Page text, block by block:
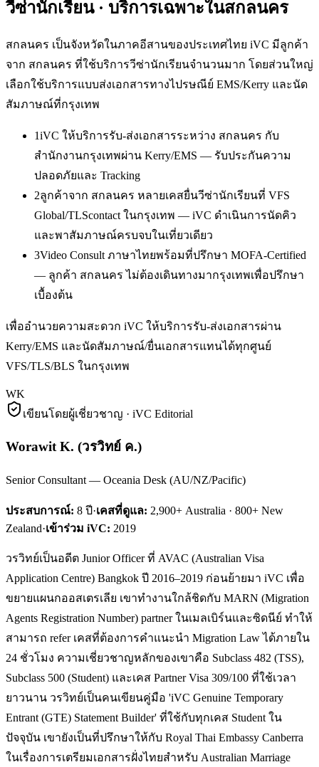
วีซ่านักเรียน· บริการเฉพาะในสกลนคร
สกลนคร เป็นจังหวัดในภาคอีสานของประเทศไทย iVC มีลูกค้า
จาก สกลนคร ที่ใช้บริการวีซ่านักเรียนจำนวนมาก โดยส่วนใหญ่
เลือกใช้บริการแบบส่งเอกสารทางไปรษณีย์ EMS/Kerry และนัด
สัมภาษณ์ที่กรุงเทพ
1iVC ให้บริการรับ-ส่งเอกสารระหว่าง สกลนคร กับ
สำนักงานกรุงเทพผ่าน Kerry/EMS — รับประกันความ
ปลอดภัยและ Tracking
2ลูกค้าจาก สกลนคร หลายเคสยื่นวีซ่านักเรียนที่ VFS
Global/TLScontact ในกรุงเทพ — iVC ดำเนินการนัดคิว
และพาสัมภาษณ์ครบจบในเที่ยวเดียว
3Video Consult ภาษาไทยพร้อมที่ปรึกษา MOFA-Certified
— ลูกค้า สกลนคร ไม่ต้องเดินทางมากรุงเทพเพื่อปรึกษา
เบื้องต้น
เพื่ออำนวยความสะดวก iVC ให้บริการรับ-ส่งเอกสารผ่าน
Kerry/EMS และนัดสัมภาษณ์/ยื่นเอกสารแทนได้ทุกศูนย์
VFS/TLS/BLS ในกรุงเทพ
WK
เขียนโดยผู้เชี่ยวชาญ · iVC Editorial
Worawit K. (วรวิทย์ ค.)
Senior Consultant — Oceania Desk (AU/NZ/Pacific)
ประสบการณ์: 8 ปี·เคสที่ดูแล: 2,900+ Australia · 800+ New
Zealand·เข้าร่วม iVC: 2019
วรวิทย์เป็นอดีต Junior Officer ที่ AVAC (Australian Visa
Application Centre) Bangkok ปี 2016–2019 ก่อนย้ายมา iVC เพื่อ
ขยายแผนกออสเตรเลีย เขาทำงานใกล้ชิดกับ MARN (Migration
Agents Registration Number) partner ในเมลเบิร์นและซิดนีย์ ทำให้
สามารถ refer เคสที่ต้องการคำแนะนำ Migration Law ได้ภายใน
24 ชั่วโมง ความเชี่ยวชาญหลักของเขาคือ Subclass 482 (TSS),
Subclass 500 (Student) และเคส Partner Visa 309/100 ที่ใช้เวลา
ยาวนาน วรวิทย์เป็นคนเขียนคู่มือ 'iVC Genuine Temporary
Entrant (GTE) Statement Builder' ที่ใช้กับทุกเคส Student ใน
ปัจจุบัน เขายังเป็นที่ปรึกษาให้กับ Royal Thai Embassy Canberra
ในเรื่องการเตรียมเอกสารฝั่งไทยสำหรับ Australian Marriage